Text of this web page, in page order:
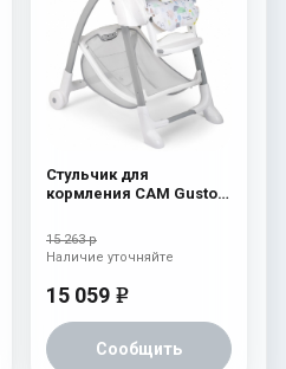
Стульчик для
кормления CAM Gusto
15 263 р
15 059 e
Сообщить
Наличие уточняйте